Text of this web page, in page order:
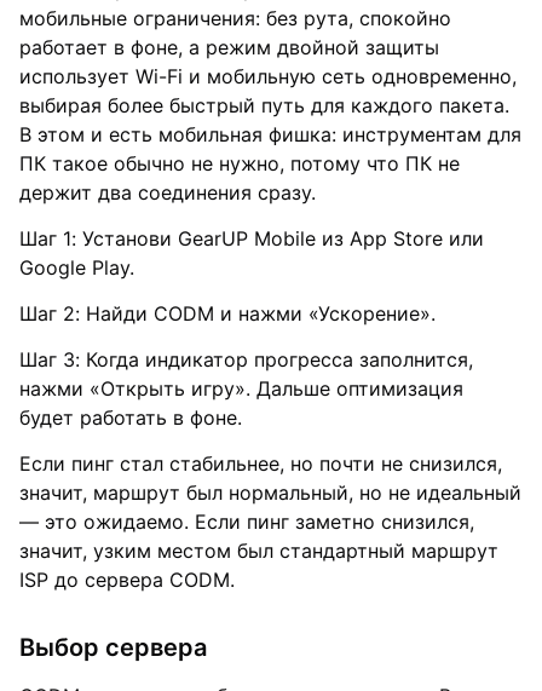
мобильные ограничения: без рута, спокойно
работает в фоне, а режим двойной защиты
использует Wi-Fi и мобильную сеть одновременно,
выбирая более быстрый путь для каждого пакета.
В этом и есть мобильная фишка: инструментам для
ПК такое обычно не нужно, потому что ПК не
держит два соединения сразу.
Шаг 1: Установи GearUP Mobile из App Store или
Google Play.
Шаг 2: Найди CODM и нажми «Ускорение».
Шаг 3: Когда индикатор прогресса заполнится,
нажми «Открыть игру». Дальше оптимизация
будет работать в фоне.
Если пинг стал стабильнее, но почти не снизился,
значит, маршрут был нормальный, но не идеальный
— это ожидаемо. Если пинг заметно снизился,
значит, узким местом был стандартный маршрут
ISP до сервера CODM.
Выбор сервера